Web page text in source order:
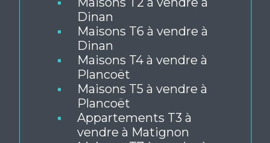
Maisons T2 à vendre à
Dinan
Maisons T6 à vendre à
Dinan
Maisons T4 à vendre à
Plancoët
Maisons T5 à vendre à
Plancoët
Appartements T3 à